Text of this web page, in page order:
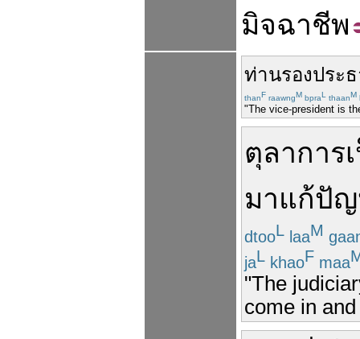
มิจฉาชีพ
ท่านรองประ
thanF raawngM bpraL thaanM
"The vice-president is
ตุลาการ
มาแก้ปั
dtooL laaM
jaL khaoF maa
"The
come in